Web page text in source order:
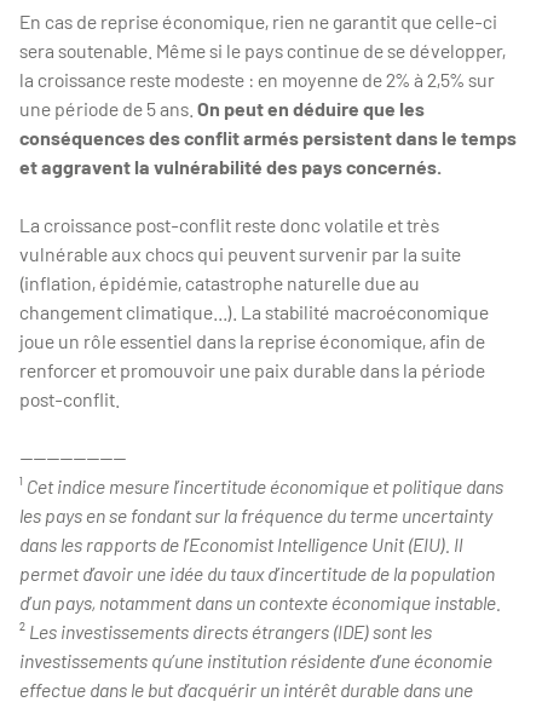
En cas de reprise économique, rien ne garantit que celle-ci
sera soutenable. Même si le pays continue de se développer,
la croissance reste modeste : en moyenne de 2% à 2,5% sur
une période de 5 ans. On peut en déduire que les
conséquences des conflit armés persistent dans le temps
et aggravent la vulnérabilité des pays concernés.
La croissance post-conflit reste donc volatile et très
vulnérable aux chocs qui peuvent survenir par la suite
(inflation, épidémie, catastrophe naturelle due au
changement climatique...). La stabilité macroéconomique
joue un rôle essentiel dans la reprise économique, afin de
renforcer et promouvoir une paix durable dans la période
post-conflit.
----------------
¹ Cet indice mesure l’incertitude économique et politique dans
les pays en se fondant sur la fréquence du terme uncertainty
dans les rapports de l’Economist Intelligence Unit (EIU). Il
permet d’avoir une idée du taux d’incertitude de la population
d’un pays, notamment dans un contexte économique instable.
² Les investissements directs étrangers (IDE) sont les
investissements qu’une institution résidente d’une économie
effectue dans le but d’acquérir un intérêt durable dans une